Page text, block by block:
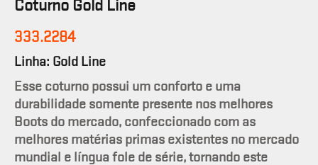
Coturno Gold Line
333.2284
Linha: Gold Line
Esse coturno possui um conforto e uma
durabilidade somente presente nos melhores
Boots do mercado, confeccionado com as
melhores matérias primas existentes no mercado
mundial e língua fole de série, tornando este